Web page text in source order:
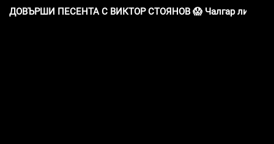
ДОВЪРШИ ПЕСЕНТА С ВИКТОР СТОЯНОВ 😱 Чалгар ли е или